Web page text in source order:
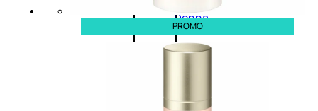
Donna
L’OCCITANE
Valutato
PROMO